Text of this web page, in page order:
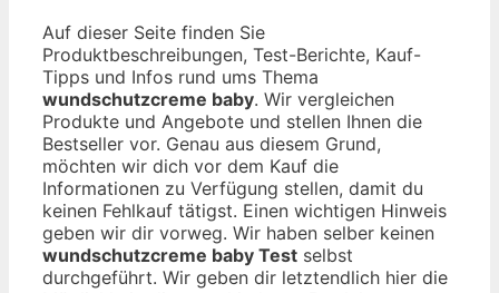
Auf dieser Seite finden Sie
Produktbeschreibungen, Test-Berichte, Kauf-
Tipps und Infos rund ums Thema
wundschutzcreme baby. Wir vergleichen
Produkte und Angebote und stellen Ihnen die
Bestseller vor. Genau aus diesem Grund,
möchten wir dich vor dem Kauf die
Informationen zu Verfügung stellen, damit du
keinen Fehlkauf tätigst. Einen wichtigen Hinweis
geben wir dir vorweg. Wir haben selber keinen
wundschutzcreme baby Test selbst
durchgeführt. Wir geben dir letztendlich hier die